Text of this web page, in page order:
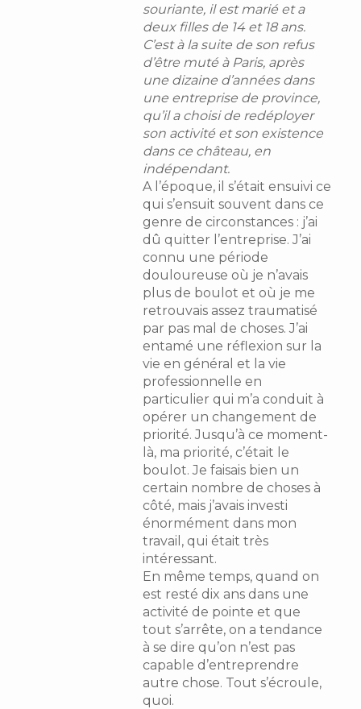
souriante, il est marié et a
deux filles de 14 et 18 ans.
C’est à la suite de son refus
d’être muté à Paris, après
une dizaine d’années dans
une entreprise de province,
qu’il a choisi de redéployer
son activité et son existence
dans ce château, en
indépendant.
A l’époque, il s’était ensuivi ce
qui s’ensuit souvent dans ce
genre de circonstances : j’ai
dû quitter l’entreprise. J’ai
connu une période
douloureuse où je n’avais
plus de boulot et où je me
retrouvais assez traumatisé
par pas mal de choses. J’ai
entamé une réflexion sur la
vie en général et la vie
professionnelle en
particulier qui m’a conduit à
opérer un changement de
priorité. Jusqu’à ce moment-
là, ma priorité, c’était le
boulot. Je faisais bien un
certain nombre de choses à
côté, mais j’avais investi
énormément dans mon
travail, qui était très
intéressant.
En même temps, quand on
est resté dix ans dans une
activité de pointe et que
tout s’arrête, on a tendance
à se dire qu’on n’est pas
capable d’entreprendre
autre chose. Tout s’écroule,
quoi.